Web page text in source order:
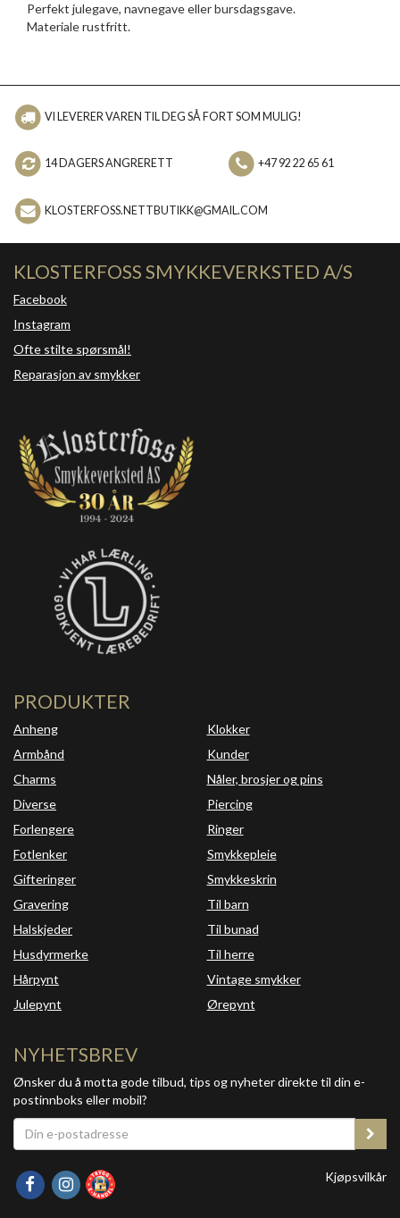
Perfekt julegave, navnegave eller bursdagsgave.
Materiale rustfritt.
VI LEVERER VAREN TIL DEG SÅ FORT SOM MULIG!
14 DAGERS ANGRERETT +47 92 22 65 61
KLOSTERFOSS.NETTBUTIKK@GMAIL.COM
KLOSTERFOSS SMYKKEVERKSTED A/S
Facebook
Instagram
Ofte stilte spørsmål!
Reparasjon av smykker
PRODUKTER
Anheng
Armbånd
Charms
Diverse
Forlengere
Fotlenker
Gifteringer
Gravering
Halskjeder
Husdyrmerke
Hårpynt
Julepynt
Klokker
Kunder
Nåler, brosjer og pins
Piercing
Ringer
Smykkepleie
Smykkeskrin
Til barn
Til bunad
Til herre
Vintage smykker
Ørepynt
NYHETSBREV
Ønsker du å motta gode tilbud, tips og nyheter direkte til din e-
postinnboks eller mobil?
Kjøpsvilkår